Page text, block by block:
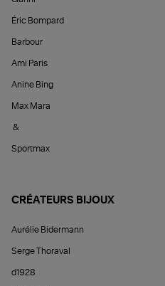
Éric Bompard
Barbour
Ami Paris
Anine Bing
Max Mara
&
Sportmax
CRÉATEURS BIJOUX
Aurélie Bidermann
Serge Thoraval
d1928